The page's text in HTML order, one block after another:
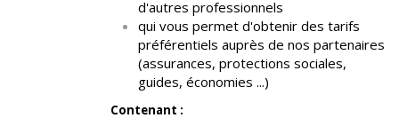
d'autres professionnels
qui vous permet d'obtenir des tarifs
préférentiels auprès de nos partenaires
(assurances, protections sociales,
guides, économies ...)
Contenant :